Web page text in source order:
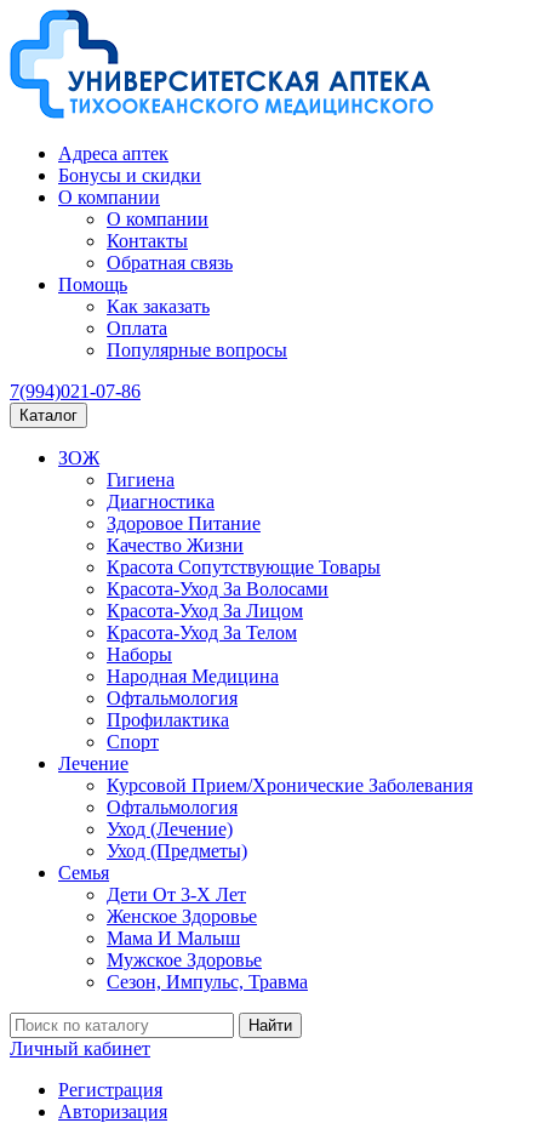
Адреса аптек
Бонусы и скидки
О компании
О компании
Контакты
Обратная связь
Помощь
Как заказать
Оплата
Популярные вопросы
7(994)021-07-86
Каталог
ЗОЖ
Гигиена
Диагностика
Здоровое Питание
Качество Жизни
Красота Сопутствующие Товары
Красота-Уход За Волосами
Красота-Уход За Лицом
Красота-Уход За Телом
Наборы
Народная Медицина
Офтальмология
Профилактика
Спорт
Лечение
Курсовой Прием/Хронические Заболевания
Офтальмология
Уход (Лечение)
Уход (Предметы)
Семья
Дети От 3-Х Лет
Женское Здоровье
Мама И Малыш
Мужское Здоровье
Сезон, Импульс, Травма
Найти
Личный кабинет
Регистрация
Авторизация